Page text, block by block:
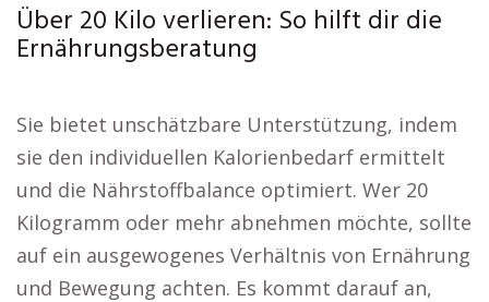
Über 20 Kilo verlieren: So hilft dir die
Ernährungsberatung
Sie bietet unschätzbare Unterstützung, indem
sie den individuellen Kalorienbedarf ermittelt
und die Nährstoffbalance optimiert. Wer 20
Kilogramm oder mehr abnehmen möchte, sollte
auf ein ausgewogenes Verhältnis von Ernährung
und Bewegung achten. Es kommt darauf an,